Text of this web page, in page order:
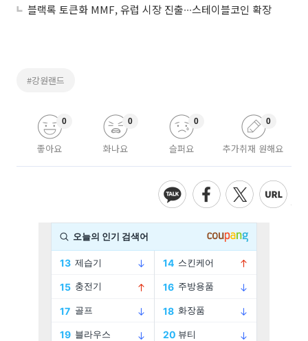
블랙록 토큰화 MMF, 유럽 시장 진출∙∙∙스테이블코인 확장
#강원랜드
좋아요
0
화나요
0
슬퍼요
0
추가취재 원해요
0